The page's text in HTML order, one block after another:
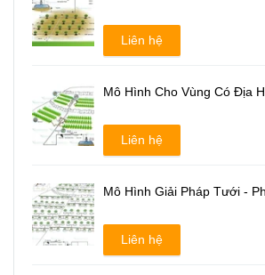
Liên hệ
Mô Hình Cho Vùng Có Địa
Liên hệ
Mô Hình Giải Pháp Tưới -
Liên hệ